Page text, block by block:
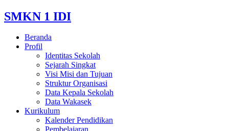
SMKN 1 IDI
Beranda
Profil
Identitas Sekolah
Sejarah Singkat
Visi Misi dan Tujuan
Struktur Organisasi
Data Kepala Sekolah
Data Wakasek
Kurikulum
Kalender Pendidikan